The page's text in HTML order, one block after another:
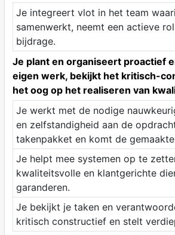
Je integreert vlot in het team
samenwerkt, neemt een actieve
bijdrage.
Je plant en organiseert proactief
eigen werk, bekijkt het kritisch-
het oog op het realiseren van
Je werkt met de nodige
en zelfstandigheid aan de
takenpakket en komt de
Je helpt mee systemen op te
kwaliteitsvolle en klantgerichte
garanderen.
Je bekijkt je taken en
kritisch constructief en stelt